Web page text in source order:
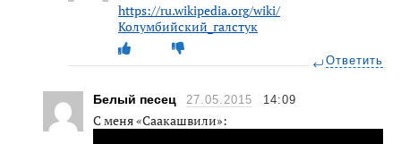
https://ru.wikipedia.org/wiki/
Колумбийский_галстук
Ответить
Белый песец 27.05.2015 14:09
C меня «Саакашвили»: